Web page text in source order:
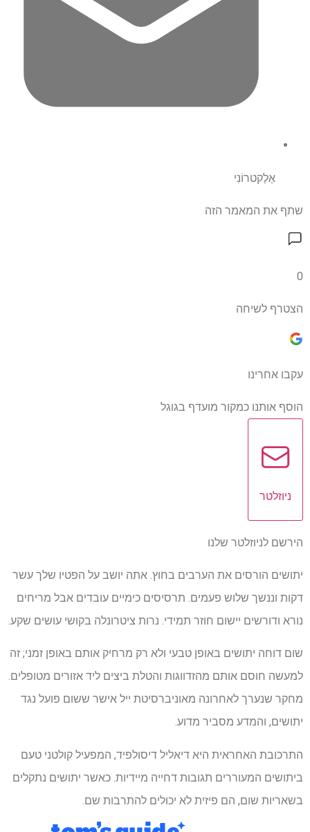
אֶלֶקטרוֹנִי
שתף את המאמר הזה
0
הצטרף לשיחה
עקבו אחרינו
הוסף אותנו כמקור מועדף בגוגל
ניוזלטר
הירשם לניוזלטר שלנו
יתושים הורסים את הערבים בחוץ. אתה יושב על הפטיו שלך עשר
דקות וננשך שלוש פעמים. תרסיסים כימיים עובדים אבל מריחים
נורא ודורשים יישום חוזר תמידי. נרות ציטרונלה בקושי עושים שקע.
שום דוחה יתושים באופן טבעי ולא רק מרחיק אותם באופן זמני; זה
למעשה חוסם אותם מהזדווגות והטלת ביצים ליד אזורים מטופלים.
מחקר שנערך לאחרונה מאוניברסיטת ייל אישר ששום פועל נגד
יתושים, והמדע מסביר מדוע.
התרכובת האחראית היא דיאליל דיסולפיד, המפעיל קולטני טעם
ביתושים המעוררים תגובות דחייה מיידיות. כאשר יתושים נתקלים
בשאריות שום, הם פיזית לא יכולים להתרבות שם.